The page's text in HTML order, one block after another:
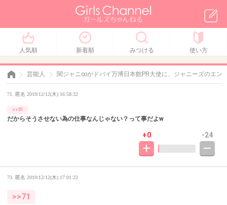
人気順 新着順 みつける 使い方
芸能人 関ジャニ∞がドバイ万博日本館PR大使に、ジャニーズのエン
71. 匿名 2019/12/12(木) 16:58:32
>>51
だからそうさせない為の仕事なんじゃない？って事だよw
+0 -24
73. 匿名 2019/12/12(木) 17:01:22
>>71